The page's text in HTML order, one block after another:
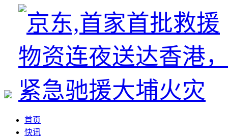
首页
快讯